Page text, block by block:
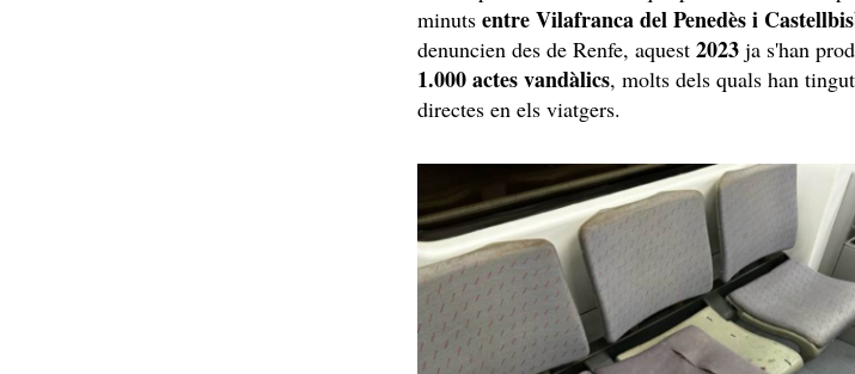
minutsentre Vilafranca del Penedès i
denuncien des de Renfe, aquest2023ja s'han
1.000 actes vandàlics, molts dels quals han
directes en els viatgers.